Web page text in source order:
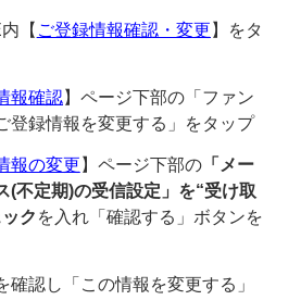
【 ご登録情報確認・変更 】をタ
報確認】ページ下部の「ファン
登録情報を変更する」をタップ
報の変更 】ページ下部の「メー
(不定期)の受信設定」を“受け取
ク を入れ「確認する」ボタンを
確認し「この情報を変更する」